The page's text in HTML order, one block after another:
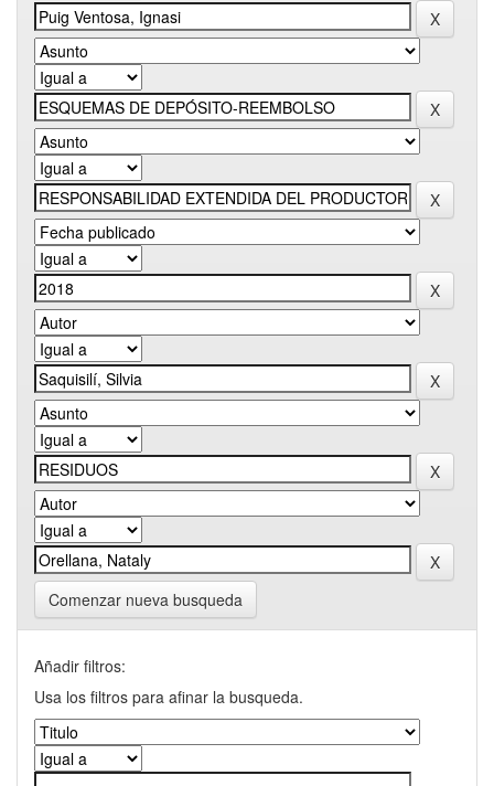
Comenzar nueva busqueda
Añadir filtros:
Usa los filtros para afinar la busqueda.